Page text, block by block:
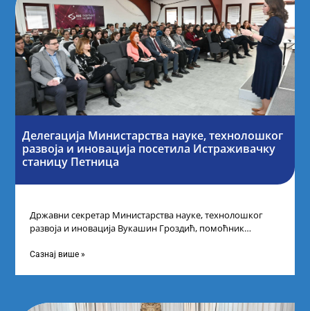
Делегација Министарства науке, технолошког
развоја и иновација посетила Истраживачку
станицу Петница
Државни секретар Министарства науке, технолошког
развоја и иновација Вукашин Гроздић, помоћник
промоцију
Сазнај више »